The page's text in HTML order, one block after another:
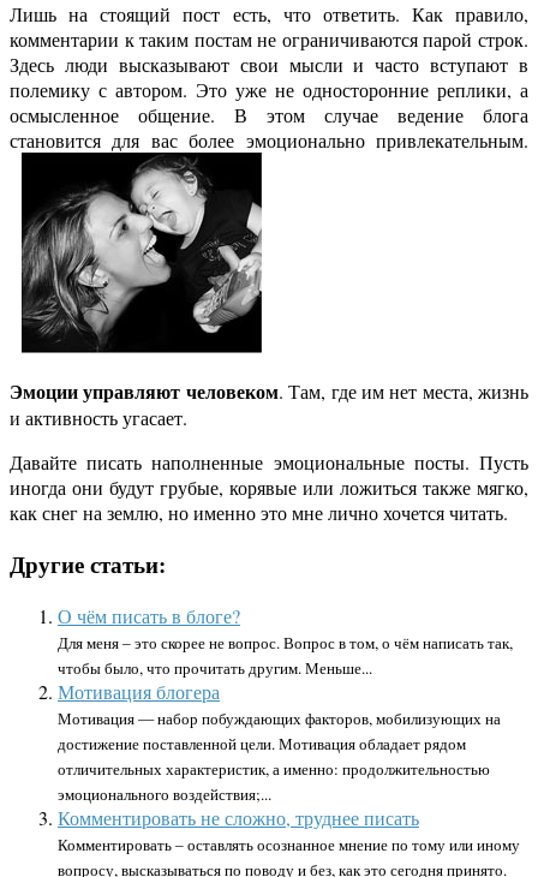
Лишь на стоящий пост есть, что ответить. Как правило,
комментарии к таким постам не ограничиваются парой строк.
Здесь люди высказывают свои мысли и часто вступают в
полемику с автором. Это уже не односторонние реплики, а
осмысленное общение. В этом случае ведение блога
становится для вас более эмоционально привлекательным.
Эмоции управляют человеком. Там, где им нет места, жизнь
и активность угасает.
Давайте писать наполненные эмоциональные посты. Пусть
иногда они будут грубые, корявые или ложиться также мягко,
как снег на землю, но именно это мне лично хочется читать.
Другие статьи:
О чём писать в блоге?
Для меня – это скорее не вопрос. Вопрос в том, о чём написать так,
чтобы было, что прочитать другим. Меньше...
Мотивация блогера
Мотивация — набор побуждающих факторов, мобилизующих на
достижение поставленной цели. Мотивация обладает рядом
отличительных характеристик, а именно: продолжительностью
эмоционального воздействия;...
Комментировать не сложно, труднее писать
Комментировать – оставлять осознанное мнение по тому или иному
вопросу, высказываться по поводу и без, как это сегодня принято.